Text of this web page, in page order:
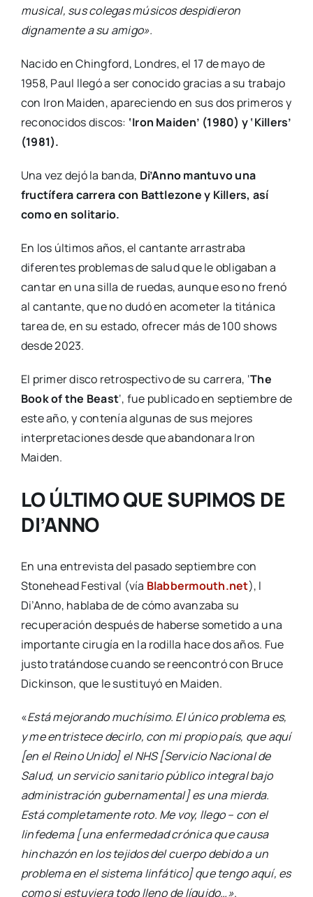
musical, sus colegas músicos despidieron
dignamente a su amigo».
Nacido en Chingford, Londres, el 17 de mayo de
1958, Paul llegó a ser conocido gracias a su trabajo
con Iron Maiden, apareciendo en sus dos primeros y
reconocidos discos: ‘Iron Maiden’ (1980) y ‘Killers’
(1981).
Una vez dejó la banda, Di’Anno mantuvo una
fructífera carrera con Battlezone y Killers, así
como en solitario.
En los últimos años, el cantante arrastraba
diferentes problemas de salud que le obligaban a
cantar en una silla de ruedas, aunque eso no frenó
al cantante, que no dudó en acometer la titánica
tarea de, en su estado, ofrecer más de 100 shows
desde 2023.
El primer disco retrospectivo de su carrera, ‘The
Book of the Beast‘, fue publicado en septiembre de
este año, y contenía algunas de sus mejores
interpretaciones desde que abandonara Iron
Maiden.
LO ÚLTIMO QUE SUPIMOS DE
DI’ANNO
En una entrevista del pasado septiembre con
Stonehead Festival (vía Blabbermouth.net), l
Di’Anno, hablaba de de cómo avanzaba su
recuperación después de haberse sometido a una
importante cirugía en la rodilla hace dos años. Fue
justo tratándose cuando se reencontró con Bruce
Dickinson, que le sustituyó en Maiden.
«Está mejorando muchísimo. El único problema es,
y me entristece decirlo, con mi propio país, que aquí
[en el Reino Unido] el NHS [Servicio Nacional de
Salud, un servicio sanitario público integral bajo
administración gubernamental] es una mierda.
Está completamente roto. Me voy, llego – con el
linfedema [una enfermedad crónica que causa
hinchazón en los tejidos del cuerpo debido a un
problema en el sistema linfático] que tengo aquí, es
como si estuviera todo lleno de líquido…».